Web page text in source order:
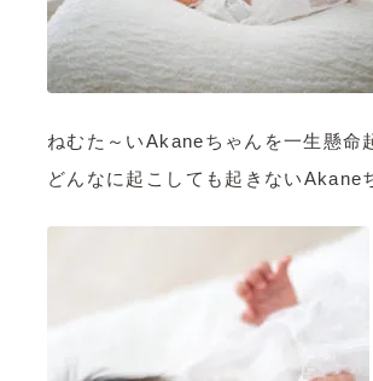
ねむた～いAkaneちゃんを一生懸命
どんなに起こしても起きない